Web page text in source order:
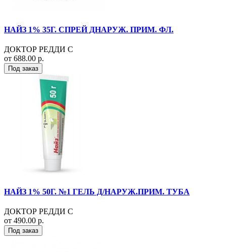
НАЙЗ 1% 35Г. СПРЕЙ ДНАРУЖ. ПРИМ. ФЛ.
ДОКТОР РЕДДИ С
от 688.00 р.
Под заказ
НАЙЗ 1% 50Г. №1 ГЕЛЬ Д/НАРУЖ.ПРИМ. ТУБА
ДОКТОР РЕДДИ С
от 490.00 р.
Под заказ